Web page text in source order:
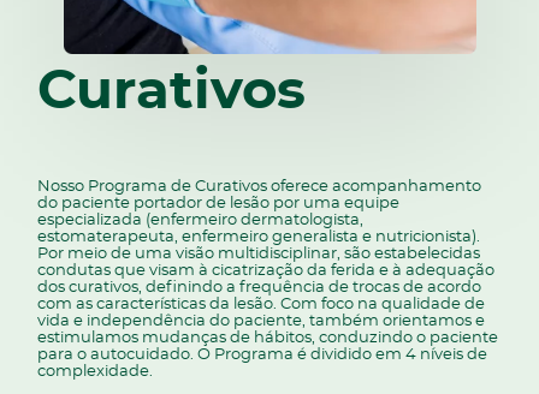
Curativos
Nosso Programa de Curativos oferece acompanhamento
do paciente portador de lesão por uma equipe
especializada (enfermeiro dermatologista,
estomaterapeuta, enfermeiro generalista e nutricionista).
Por meio de uma visão multidisciplinar, são estabelecidas
condutas que visam à cicatrização da ferida e à adequação
dos curativos, definindo a frequência de trocas de acordo
com as características da lesão. Com foco na qualidade de
vida e independência do paciente, também orientamos e
estimulamos mudanças de hábitos, conduzindo o paciente
para o autocuidado. O Programa é dividido em 4 níveis de
complexidade.